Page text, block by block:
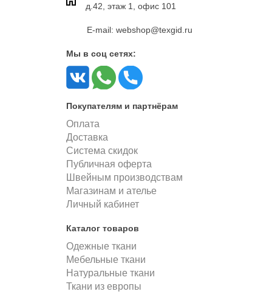
д.42, этаж 1, офис 101
E-mail: webshop@texgid.ru
Мы в соц сетях:
Покупателям и партнёрам
Оплата
Доставка
Система скидок
Публичная оферта
Швейным производствам
Магазинам и ателье
Личный кабинет
Каталог товаров
Одежные ткани
Мебельные ткани
Натуральные ткани
Ткани из европы